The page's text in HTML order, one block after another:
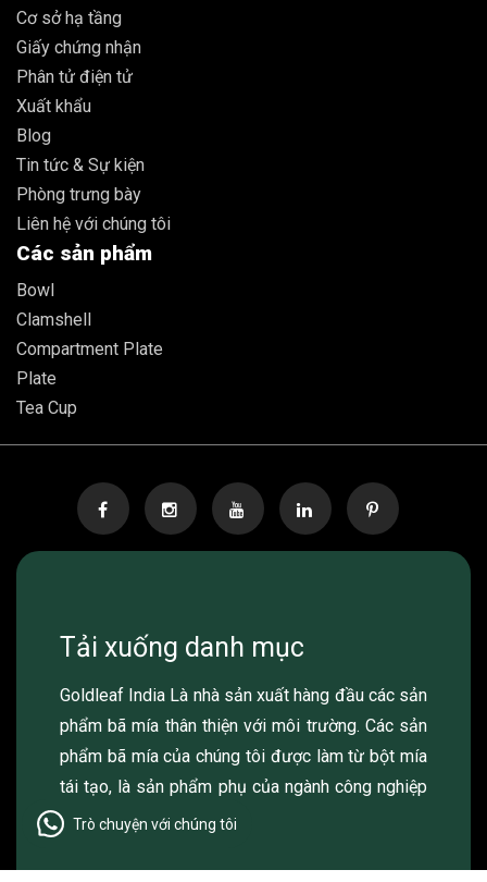
Cơ sở hạ tầng
Giấy chứng nhận
Phân tử điện tử
Xuất khẩu
Blog
Tin tức & Sự kiện
Phòng trưng bày
Liên hệ với chúng tôi
Các sản phẩm
Bowl
Clamshell
Compartment Plate
Plate
Tea Cup
Tải xuống danh mục
Goldleaf India Là nhà sản xuất hàng đầu các sản
phẩm bã mía thân thiện với môi trường. Các sản
phẩm bã mía của chúng tôi được làm từ bột mía
tái tạo, là sản phẩm phụ của ngành công nghiệp
đường.
Trò chuyện với chúng tôi